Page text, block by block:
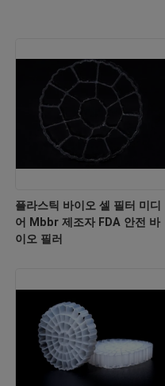
플라스틱 바이오 셀 필터 미디
어 Mbbr 제조자 FDA 안전 바
이오 필러